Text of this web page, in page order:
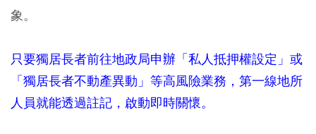
象。
只要獨居長者前往地政局申辦「私人抵押權設定」或
「獨居長者不動產異動」等高風險業務，第一線地所
人員就能透過註記，啟動即時關懷。